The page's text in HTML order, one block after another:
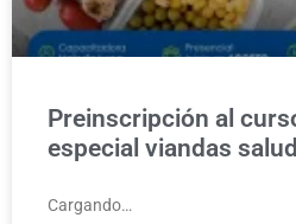
Preinscripción al
especial viandas
Cargando…